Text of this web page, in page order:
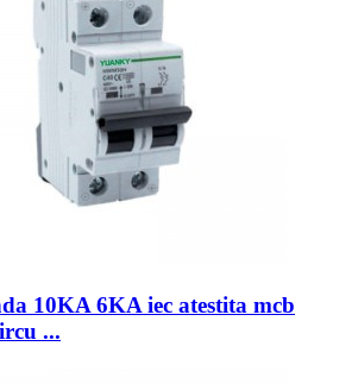
10KA 6KA iec atestita mcb
...